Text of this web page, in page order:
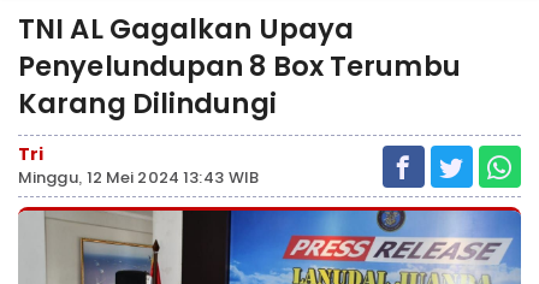
TNI AL Gagalkan Upaya
Penyelundupan 8 Box Terumbu
Karang Dilindungi
Tri
Minggu, 12 Mei 2024 13:43 WIB